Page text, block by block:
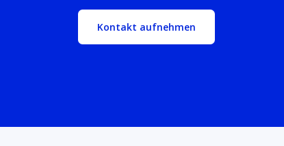
Kontakt aufnehmen